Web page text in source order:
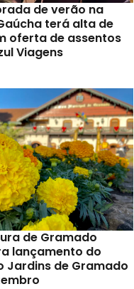
de verão na
terá alta de
oferta de assentos
Viagens
de Gramado
lançamento do
Jardins de Gramado